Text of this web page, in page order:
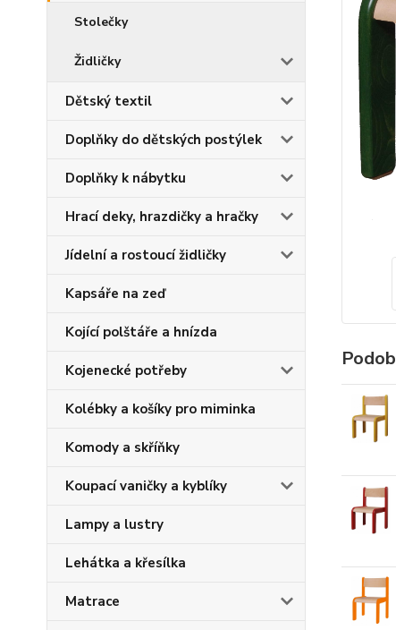
Stolečky
Židličky
Dětský textil
Doplňky do dětských postýlek
Doplňky k nábytku
Hrací deky, hrazdičky a hračky
Jídelní a rostoucí židličky
Kapsáře na zeď
Kojící polštáře a hnízda
Kojenecké potřeby
Kolébky a košíky pro miminka
Komody a skříňky
Koupací vaničky a kyblíky
Lampy a lustry
Lehátka a křesílka
Matrace